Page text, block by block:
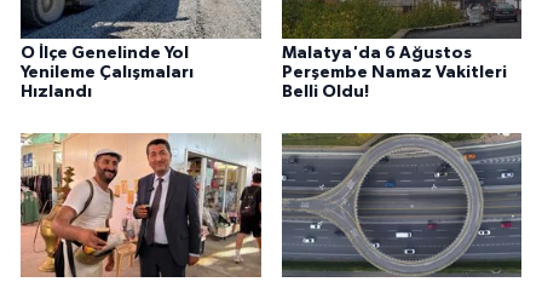
O İlçe Genelinde Yol
Yenileme Çalışmaları
Hızlandı
Malatya'da 6 Ağustos
Perşembe Namaz Vakitleri
Belli Oldu!